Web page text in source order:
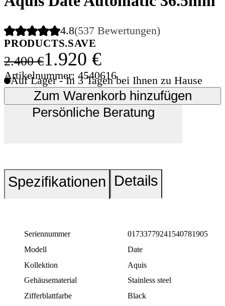
4.8(537 Bewertungen)
PRODUCTS.SAVE
2.400 €1.920 €
Artikelnummer: 4540616
Auf Lager - In 3 Tagen bei Ihnen zu Hause
Zum Warenkorb hinzufügen
Persönliche Beratung
Spezifikationen Details
Seriennummer
01733779241540781905
Modell
Date
Kollektion
Aquis
Gehäusematerial
Stainless steel
Zifferblattfarbe
Black